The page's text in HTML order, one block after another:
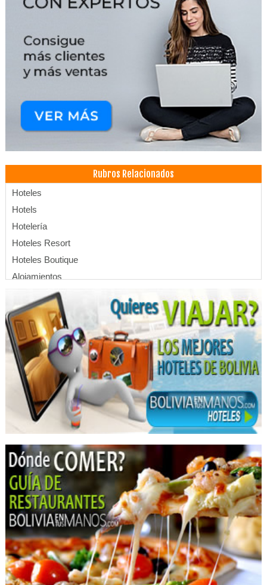
Rubros Relacionados
Hoteles
Hotels
Hotelería
Hoteles Resort
Hoteles Boutique
Alojamientos
Alquiler de salones de eventos
Eventos
Eventos Corporativos
Eventos Sociales
Hospedajes